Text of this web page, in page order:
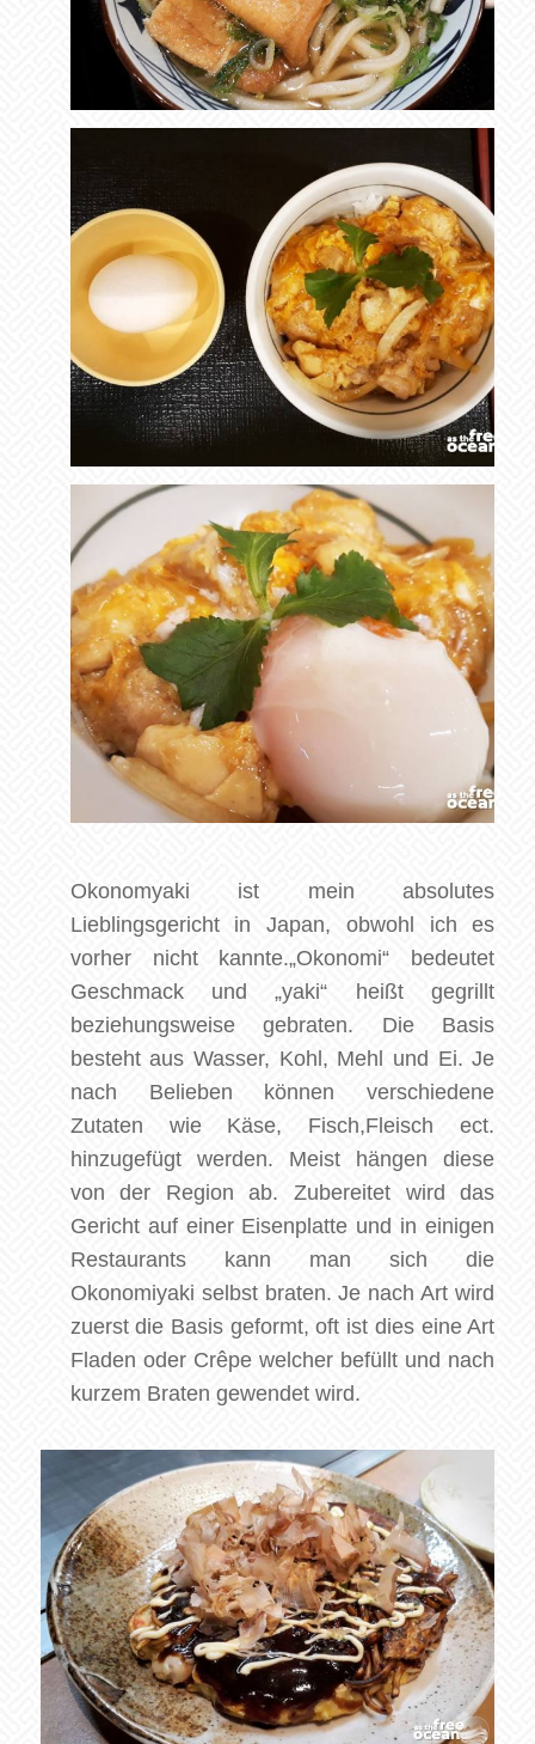
Okonomyaki ist mein absolutes
Lieblingsgericht in Japan, obwohl ich es
vorher nicht kannte.„Okonomi“ bedeutet
Geschmack und „yaki“ heißt gegrillt
beziehungsweise gebraten. Die Basis
besteht aus Wasser, Kohl, Mehl und Ei. Je
nach Belieben können verschiedene
Zutaten wie Käse, Fisch,Fleisch ect.
hinzugefügt werden. Meist hängen diese
von der Region ab. Zubereitet wird das
Gericht auf einer Eisenplatte und in einigen
Restaurants kann man sich die
Okonomiyaki selbst braten. Je nach Art wird
zuerst die Basis geformt, oft ist dies eine Art
Fladen oder Crêpe welcher befüllt und nach
kurzem Braten gewendet wird.